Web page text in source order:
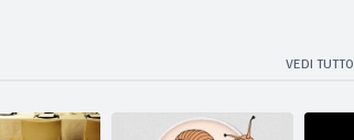
VEDI TUTTO